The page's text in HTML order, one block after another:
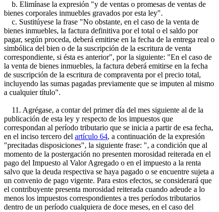
b. Elimínase la expresión "y de ventas o promesas de ventas de
bienes corporales inmuebles gravados por esta ley".
c. Sustitúyese la frase "No obstante, en el caso de la venta de
bienes inmuebles, la factura definitiva por el total o el saldo por
pagar, según proceda, deberá emitirse en la fecha de la entrega real o
simbólica del bien o de la suscripción de la escritura de venta
correspondiente, si ésta es anterior", por la siguiente: "En el caso de
la venta de bienes inmuebles, la factura deberá emitirse en la fecha
de suscripción de la escritura de compraventa por el precio total,
incluyendo las sumas pagadas previamente que se imputen al mismo
a cualquier título".
11. Agrégase, a contar del primer día del mes siguiente al de la
publicación de esta ley y respecto de los impuestos que
correspondan al período tributario que se inicia a partir de esa fecha,
en el inciso tercero del artículo 64, a continuación de la expresión
"precitadas disposiciones", la siguiente frase: ", a condición que al
momento de la postergación no presenten morosidad reiterada en el
pago del Impuesto al Valor Agregado o en el impuesto a la renta
salvo que la deuda respectiva se haya pagado o se encuentre sujeta a
un convenio de pago vigente. Para estos efectos, se considerará que
el contribuyente presenta morosidad reiterada cuando adeude a lo
menos los impuestos correspondientes a tres períodos tributarios
dentro de un período cualquiera de doce meses, en el caso del